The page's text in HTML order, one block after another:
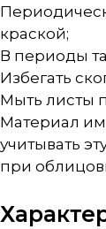
краской;
В периоды
Избегать
Мыть листы
Материал
учитывать
при